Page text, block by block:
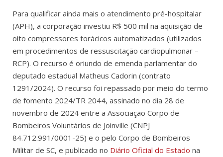
Para qualificar ainda mais o atendimento pré-hospitalar
(APH), a corporação investiu R$ 500 mil na aquisição de
oito compressores torácicos automatizados (utilizados
em procedimentos de ressuscitação cardiopulmonar –
RCP). O recurso é oriundo de emenda parlamentar do
deputado estadual Matheus Cadorin (contrato
1291/2024). O recurso foi repassado por meio do termo
de fomento 2024/TR 2044, assinado no dia 28 de
novembro de 2024 entre a Associação Corpo de
Bombeiros Voluntários de Joinville (CNPJ
84.712.991/0001-25) e o pelo Corpo de Bombeiros
Militar de SC, e publicado no Diário Oficial do Estado na